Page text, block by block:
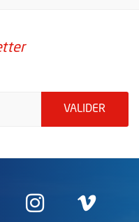
VALIDER
fenêtre
une nouvelle
une
Instagram
, Ouvre
,